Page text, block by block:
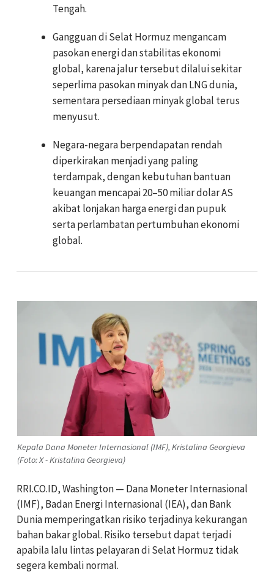
Tengah.
Gangguan di Selat Hormuz mengancam
pasokan energi dan stabilitas ekonomi
global, karena jalur tersebut dilalui sekitar
seperlima pasokan minyak dan LNG dunia,
sementara persediaan minyak global terus
menyusut.
Negara-negara berpendapatan rendah
diperkirakan menjadi yang paling
terdampak, dengan kebutuhan bantuan
keuangan mencapai 20–50 miliar dolar AS
akibat lonjakan harga energi dan pupuk
serta perlambatan pertumbuhan ekonomi
global.
Kepala Dana Moneter Internasional (IMF), Kristalina Georgieva
(Foto: X - Kristalina Georgieva)
RRI.CO.ID, Washington — Dana Moneter Internasional
(IMF), Badan Energi Internasional (IEA), dan Bank
Dunia memperingatkan risiko terjadinya kekurangan
bahan bakar global. Risiko tersebut dapat terjadi
apabila lalu lintas pelayaran di Selat Hormuz tidak
segera kembali normal.